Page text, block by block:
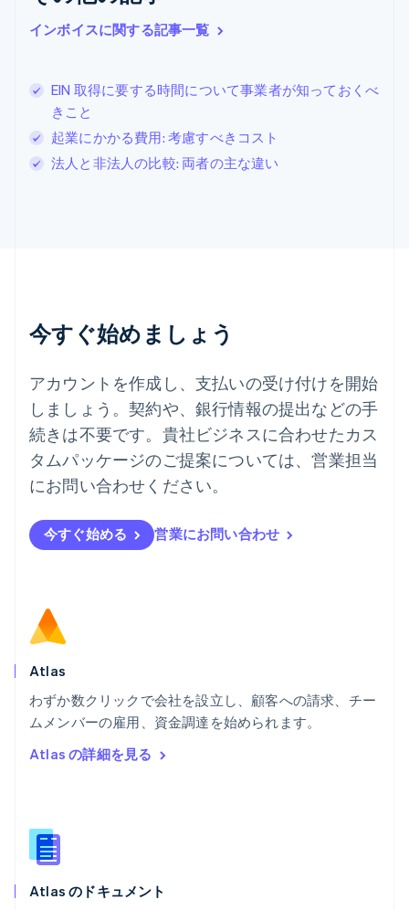
インボイスに関する記事一覧
EIN 取得に要する時間について事業者が知っておくべ
きこと
起業にかかる費用: 考慮すべきコスト
法人と非法人の比較: 両者の主な違い
今すぐ始めましょう
アカウントを作成し、支払いの受け付けを開始
しましょう。契約や、銀行情報の提出などの手
続きは不要です。貴社ビジネスに合わせたカス
タムパッケージのご提案については、営業担当
にお問い合わせください。
今すぐ始める 営業にお問い合わせ
Atlas
わずか数クリックで会社を設立し、顧客への請求、チー
ムメンバーの雇用、資金調達を始められます。
Atlas の詳細を見る
Atlas のドキュメント
スイス
SvenskaEnglish
スペイン
スロバキア
English
ドイツ
ニュージーランド
English
ノルウェー
English
ハンガリー
English
フィンランド
ブラジル
PortuguêsEnglish
フランス
ベルギー
Nederlands
ポーランド
ポルトガル
PortuguêsEnglish
English
Español
ラトビア
リトアニア